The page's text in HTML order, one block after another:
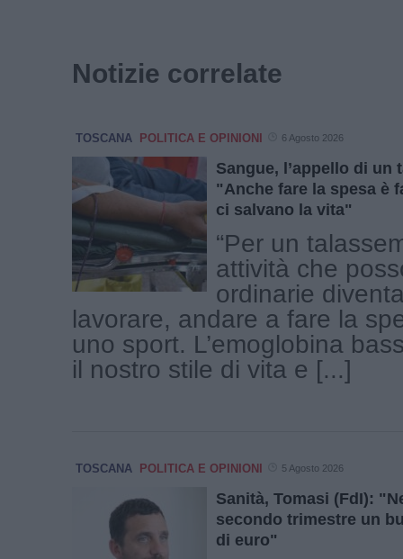
Notizie correlate
TOSCANA POLITICA E OPINIONI 6 Agosto 2026
Sangue, l’appello di un
"Anche fare la spesa è
ci salvano la vita"
“Per un
attività che
ordinarie
lavorare, andare a fare la
uno sport. L’emoglobina
il nostro stile di vita e [...]
TOSCANA POLITICA E OPINIONI 5 Agosto 2026
Sanità, Tomasi (FdI):
secondo trimestre un
di euro"